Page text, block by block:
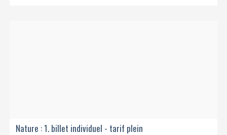
Nature : 1. billet individuel - tarif plein